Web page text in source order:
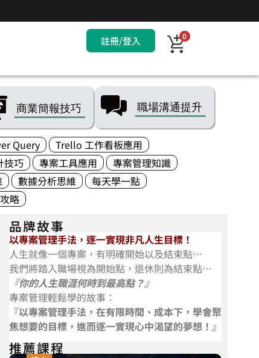
註冊/登入 0
Query
Trello 工作看板應用
技巧 專案工具應用
專案管理知識
數據分析思維
每天學一點
略
品牌故事
以專案管理手法，逐一實現非凡人生目標！
人生就像一個專案，有明確開始以及結束點…
我們將踏入職場視為開始點，退休則為結束點…
『你的人生職涯何時到最高點？』
專案管理輕鬆學的故事：
『以專案管理手法，在有限時間、成本下，學會聚
焦想要的目標，進而逐一實現心中渴望的夢想！』
推薦課程